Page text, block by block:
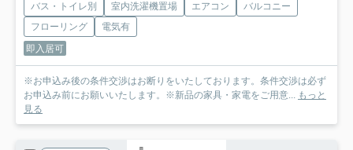
バス・トイレ別 室内洗濯機置場 エアコン
バルコニー
フローリング
電気有
即入居可
※お申込み後の条件交渉はお断りをいたしております。条件交渉は必ず
お申込み前にお願いいたします。※新品の家具・家電をご用意... もっと
見る